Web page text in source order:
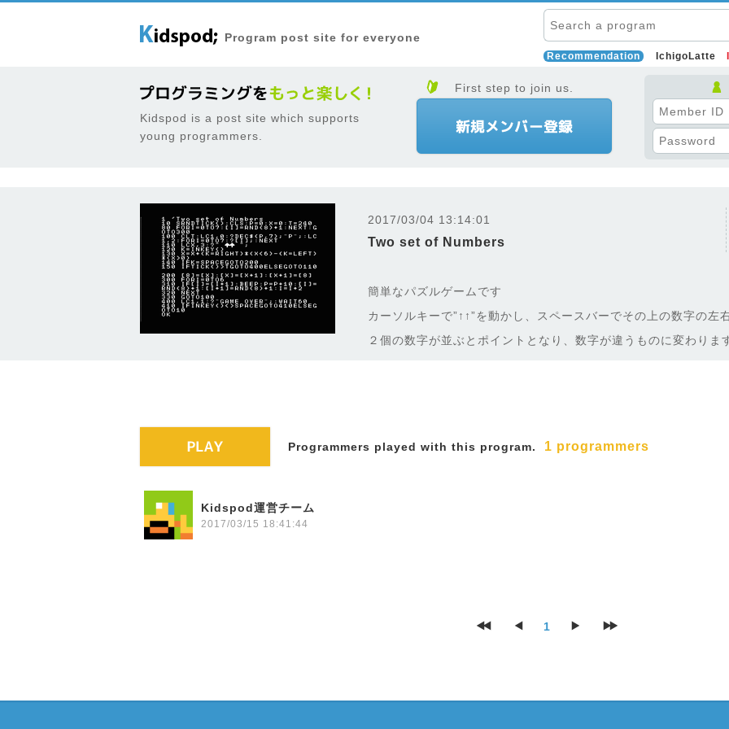
Program post site for everyone
Recommendation IchigoLatte
Kidspod is a post site which supports
young programmers.
First step to join us.
2017/03/04 13:14:01
Two set of Numbers
簡単なパズルゲームです
カーソルキーで”↑↑”を動かし、スペースバーでその上の数字の左
２個の数字が並ぶとポイントとなり、数字が違うものに変わりま
Programmers played with this program. 1 programmers
Kidspod運営チーム
2017/03/15 18:41:44
1